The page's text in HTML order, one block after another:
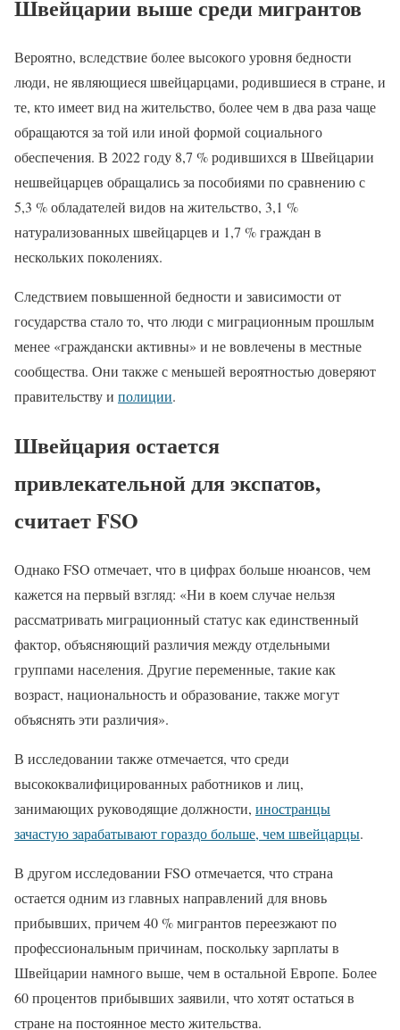
Швейцарии выше среди мигрантов
Вероятно, вследствие более высокого уровня бедности
люди, не являющиеся швейцарцами, родившиеся в стране, и
те, кто имеет вид на жительство, более чем в два раза чаще
обращаются за той или иной формой социального
обеспечения. В 2022 году 8,7 % родившихся в Швейцарии
нешвейцарцев обращались за пособиями по сравнению с
5,3 % обладателей видов на жительство, 3,1 %
натурализованных швейцарцев и 1,7 % граждан в
нескольких поколениях.
Следствием повышенной бедности и зависимости от
государства стало то, что люди с миграционным прошлым
менее «граждански активны» и не вовлечены в местные
сообщества. Они также с меньшей вероятностью доверяют
правительству и полиции.
Швейцария остается
привлекательной для экспатов,
считает FSO
Однако FSO отмечает, что в цифрах больше нюансов, чем
кажется на первый взгляд: «Ни в коем случае нельзя
рассматривать миграционный статус как единственный
фактор, объясняющий различия между отдельными
группами населения. Другие переменные, такие как
возраст, национальность и образование, также могут
объяснять эти различия».
В исследовании также отмечается, что среди
высококвалифицированных работников и лиц,
занимающих руководящие должности, иностранцы
зачастую зарабатывают гораздо больше, чем швейцарцы.
В другом исследовании FSO отмечается, что страна
остается одним из главных направлений для вновь
прибывших, причем 40 % мигрантов переезжают по
профессиональным причинам, поскольку зарплаты в
Швейцарии намного выше, чем в остальной Европе. Более
60 процентов прибывших заявили, что хотят остаться в
стране на постоянное место жительства.